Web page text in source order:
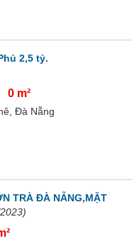
2,5 tỷ.
0 m²
Đà Nẵng
TRÀ ĐÀ NẴNG,MẶT